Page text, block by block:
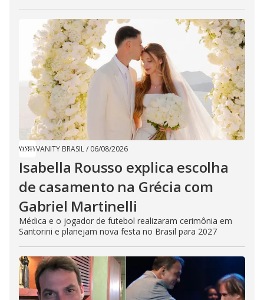
VANITY BRASIL/ 06/08/2026
Isabella Rousso explica escolha
de casamento na Grécia com
Gabriel Martinelli
Médica e o jogador de futebol realizaram cerimônia em
Santorini e planejam nova festa no Brasil para 2027